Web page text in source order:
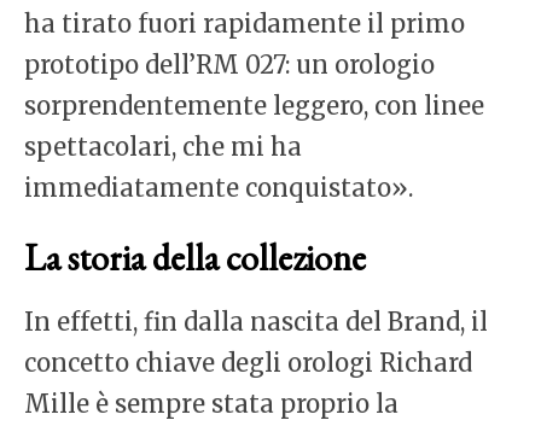
ha tirato fuori rapidamente il primo
prototipo dell’RM 027: un orologio
sorprendentemente leggero, con linee
spettacolari, che mi ha
immediatamente conquistato».
La storia della collezione
In effetti, fin dalla nascita del Brand, il
concetto chiave degli orologi Richard
Mille è sempre stata proprio la